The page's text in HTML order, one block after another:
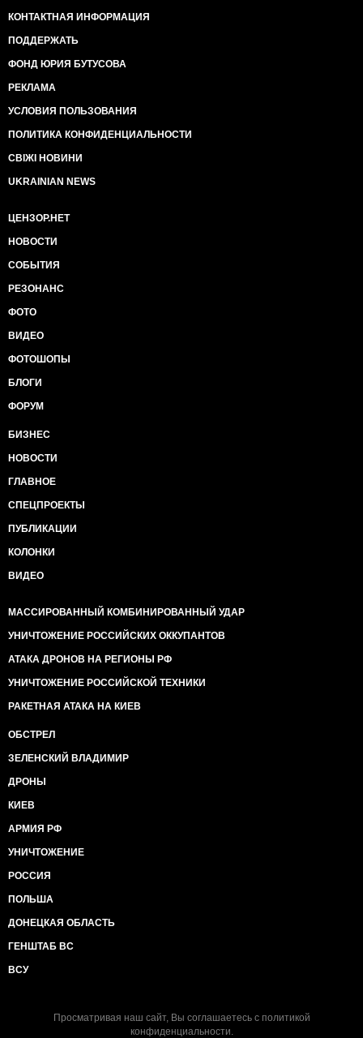
КОНТАКТНАЯ ИНФОРМАЦИЯ
ПОДДЕРЖАТЬ
ФОНД ЮРИЯ БУТУСОВА
РЕКЛАМА
УСЛОВИЯ ПОЛЬЗОВАНИЯ
ПОЛИТИКА КОНФИДЕНЦИАЛЬНОСТИ
СВІЖІ НОВИНИ
UKRAINIAN NEWS
ЦЕНЗОР.НЕТ
НОВОСТИ
СОБЫТИЯ
РЕЗОНАНС
ФОТО
ВИДЕО
ФОТОШОПЫ
БЛОГИ
ФОРУМ
БИЗНЕС
НОВОСТИ
ГЛАВНОЕ
СПЕЦПРОЕКТЫ
ПУБЛИКАЦИИ
КОЛОНКИ
ВИДЕО
МАССИРОВАННЫЙ КОМБИНИРОВАННЫЙ УДАР
УНИЧТОЖЕНИЕ РОССИЙСКИХ ОККУПАНТОВ
АТАКА ДРОНОВ НА РЕГИОНЫ РФ
УНИЧТОЖЕНИЕ РОССИЙСКОЙ ТЕХНИКИ
РАКЕТНАЯ АТАКА НА КИЕВ
ОБСТРЕЛ
ЗЕЛЕНСКИЙ ВЛАДИМИР
ДРОНЫ
КИЕВ
АРМИЯ РФ
УНИЧТОЖЕНИЕ
РОССИЯ
ПОЛЬША
ДОНЕЦКАЯ ОБЛАСТЬ
ГЕНШТАБ ВС
ВСУ
Просматривая наш сайт, Вы соглашаетесь с политикой
конфиденциальности.